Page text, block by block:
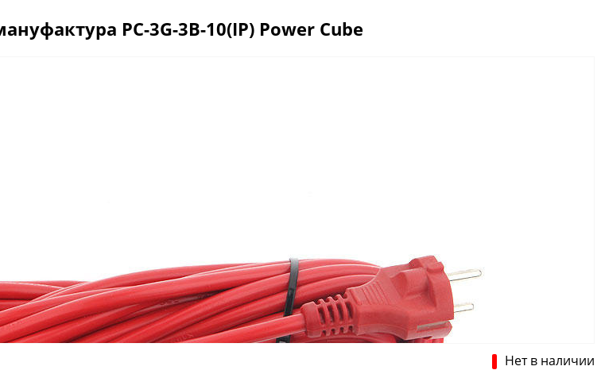
PC-3G-3B-10(IP) Power Cube
Нет в наличии